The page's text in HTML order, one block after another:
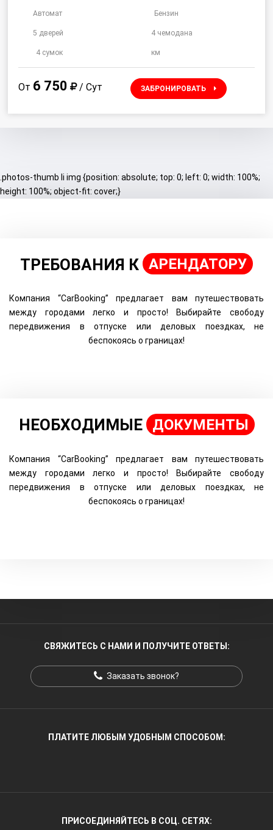
Автомат Бензин
5 дверей 4 чемодана
4 сумок км
От 6 750 / Сут ЗАБРОНИРОВАТЬ
.photos-thumb li img {position: absolute; top: 0; left: 0; width: 100%;
height: 100%; object-fit: cover;}
ТРЕБОВАНИЯ К АРЕНДАТОРУ
Компания “CarBooking” предлагает вам путешествовать
между городами легко и просто! Выбирайте свободу
передвижения в отпуске или деловых поездках, не
беспокоясь о границах!
НЕОБХОДИМЫЕ ДОКУМЕНТЫ
Компания “CarBooking” предлагает вам путешествовать
между городами легко и просто! Выбирайте свободу
передвижения в отпуске или деловых поездках, не
беспокоясь о границах!
СВЯЖИТЕСЬ С НАМИ И ПОЛУЧИТЕ ОТВЕТЫ:
Заказать звонок?
ПЛАТИТЕ ЛЮБЫМ УДОБНЫМ СПОСОБОМ:
ПРИСОЕДИНЯЙТЕСЬ В СОЦ. СЕТЯХ: